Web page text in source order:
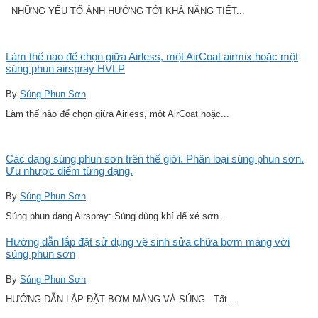
NHỮNG YẾU TỐ ẢNH HƯỞNG TỚI KHẢ NĂNG TIẾT...
Làm thế nào để chọn giữa Airless, một AirCoat airmix hoặc một
súng phun airspray HVLP
By Súng Phun Sơn
Làm thế nào để chọn giữa Airless, một AirCoat hoặc...
Các dạng súng phun sơn trên thế giới. Phân loại súng phun sơn.
Ưu nhược điểm từng dạng.
By Súng Phun Sơn
Súng phun dạng Airspray: Súng dùng khí để xé sơn...
Hướng dẫn lắp đặt sử dụng vệ sinh sửa chữa bơm màng với
súng phun sơn
By Súng Phun Sơn
HƯỚNG DẪN LẮP ĐẶT BƠM MÀNG VÀ SÚNG Tất...